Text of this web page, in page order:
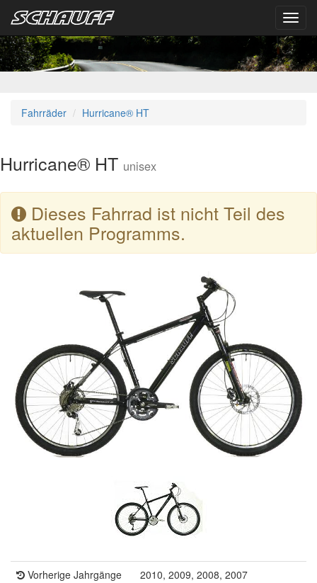
Fahrräder Hurricane® HT
Hurricane® HT unisex
Dieses Fahrrad ist nicht Teil des
aktuellen Programms.
Vorherige Jahrgänge
2010, 2009, 2008, 2007